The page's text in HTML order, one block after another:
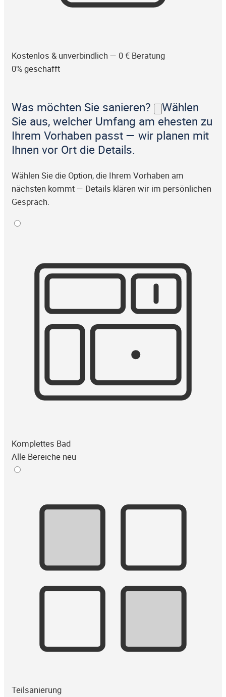
Kostenlos & unverbindlich — 0 € Beratung
0% geschafft
Was möchten Sie sanieren?
Wählen
Sie aus, welcher Umfang am ehesten zu
Ihrem Vorhaben passt — wir planen mit
Ihnen vor Ort die Details.
Wählen Sie die Option, die Ihrem Vorhaben am
nächsten kommt — Details klären wir im persönlichen
Gespräch.
Komplettes Bad
Alle Bereiche neu
Teilsanierung